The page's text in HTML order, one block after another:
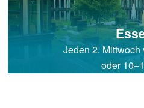
Jeden 2.
oder